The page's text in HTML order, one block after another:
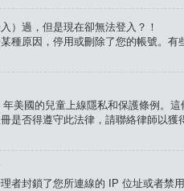
）過，但是現在卻無法登入？！
種原因，停用或刪除了您的帳號。
美國的兒童上線隱私和保護條例。
是否得遵守此法律，請聯絡律師以
者封鎖了您所連線的 IP 位址或者禁